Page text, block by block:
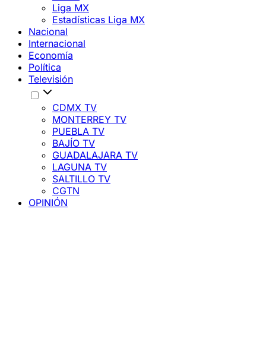
Liga MX
Estadísticas Liga MX
Nacional
Internacional
Economía
Política
Televisión
CDMX TV
MONTERREY TV
PUEBLA TV
BAJÍO TV
GUADALAJARA TV
LAGUNA TV
SALTILLO TV
CGTN
OPINIÓN